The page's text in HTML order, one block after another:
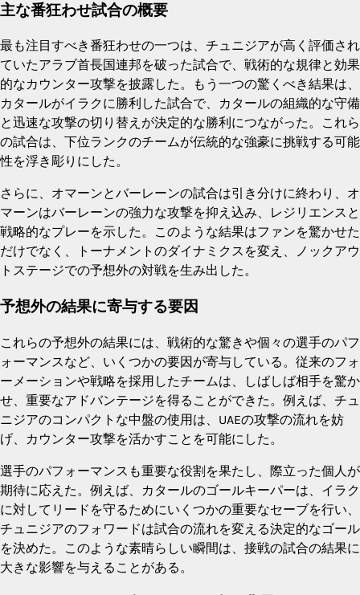
主な番狂わせ試合の概要
最も注目すべき番狂わせの一つは、チュニジアが高く評価され
ていたアラブ首長国連邦を破った試合で、戦術的な規律と効果
的なカウンター攻撃を披露した。もう一つの驚くべき結果は、
カタールがイラクに勝利した試合で、カタールの組織的な守備
と迅速な攻撃の切り替えが決定的な勝利につながった。これら
の試合は、下位ランクのチームが伝統的な強豪に挑戦する可能
性を浮き彫りにした。
さらに、オマーンとバーレーンの試合は引き分けに終わり、オ
マーンはバーレーンの強力な攻撃を抑え込み、レジリエンスと
戦略的なプレーを示した。このような結果はファンを驚かせた
だけでなく、トーナメントのダイナミクスを変え、ノックアウ
トステージでの予想外の対戦を生み出した。
予想外の結果に寄与する要因
これらの予想外の結果には、戦術的な驚きや個々の選手のパフ
ォーマンスなど、いくつかの要因が寄与している。従来のフォ
ーメーションや戦略を採用したチームは、しばしば相手を驚か
せ、重要なアドバンテージを得ることができた。例えば、チュ
ニジアのコンパクトな中盤の使用は、UAEの攻撃の流れを妨
げ、カウンター攻撃を活かすことを可能にした。
選手のパフォーマンスも重要な役割を果たし、際立った個人が
期待に応えた。例えば、カタールのゴールキーパーは、イラク
に対してリードを守るためにいくつかの重要なセーブを行い、
チュニジアのフォワードは試合の流れを変える決定的なゴール
を決めた。このような素晴らしい瞬間は、接戦の試合の結果に
大きな影響を与えることがある。